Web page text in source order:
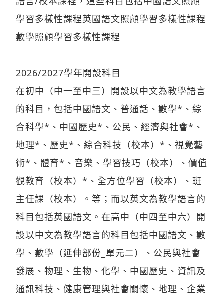
學習多樣性課程英國語文照顧學習多樣性課程
數學照顧學習多樣性課程
2026/2027學年開設科目
在初中（中一至中三）開設以中文為教學語言
的科目，包括中國語文、普通話、數學*、綜
合科學*、中國歷史*、公民、經濟與社會*、
地理*、歷史*、綜合科技（校本）*、視覺藝
術*、體育*、音樂、學習技巧（校本）、價值
觀教育（校本）*、全方位學習（校本）、班
主任課（校本）。等；而以英文為教學語言的
科目包括英國語文。在高中（中四至中六）開
設以中文為教學語言的科目包括中國語文、數
學、數學（延伸部份_單元二）、公民與社會
發展、物理、生物、化學、中國歷史、資訊及
通訊科技、健康管理與社會關懷、地理、企業